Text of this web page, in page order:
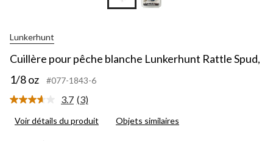
Lunkerhunt
Cuillère pour pêche blanche Lunkerhunt Rattle Spud,
1/8 oz
#077-1843-6
3.7 Lire
3
(3)
Voir détails du produit Objets similaires